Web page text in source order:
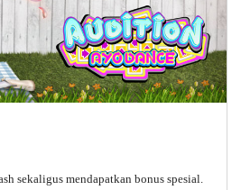
sekaligus mendapatkan bonus spesial.